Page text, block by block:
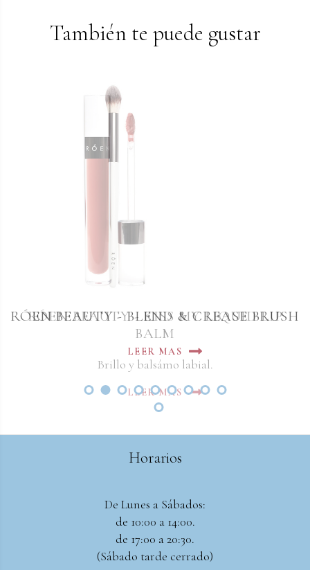
También te puede gustar
RÓEN BEAUTY - KISS MY LIQUID LIP
BALM
Brillo y balsámo labial.
LEER MAS
RÓEN BEAUTY - BLEND & CREASE BRUSH
LEER MAS
Horarios
De Lunes a Sábados:
de 10:00 a 14:00.
de 17:00 a 20:30.
(Sábado tarde cerrado)